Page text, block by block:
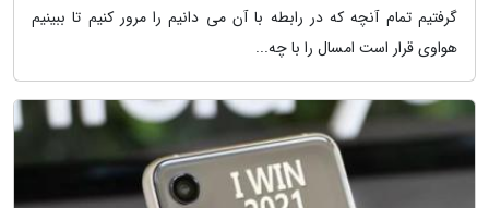
گرفتیم تمام آنچه که در رابطه با آن می دانیم را مرور کنیم تا ببینیم
هواوی قرار است امسال را با چه...